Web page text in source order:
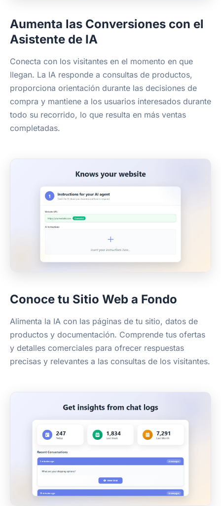
Aumenta las Conversiones con el
Asistente de IA
Conecta con los visitantes en el momento en que
llegan. La IA responde a consultas de productos,
proporciona orientación durante las decisiones de
compra y mantiene a los usuarios interesados durante
todo su recorrido, lo que resulta en más ventas
completadas.
Conoce tu Sitio Web a Fondo
Alimenta la IA con las páginas de tu sitio, datos de
productos y documentación. Comprende tus ofertas
y detalles comerciales para ofrecer respuestas
precisas y relevantes a las consultas de los visitantes.